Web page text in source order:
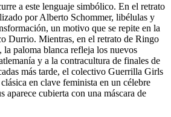
a este lenguaje simbólico. En el retrato
porAlberto Schommer, libélulas y
un motivo que se repite en la
Durrio. Mientras, en el retrato de Ringo
la paloma blanca refleja los nuevos
y a la contracultura de finales de
más tarde, el colectivo Guerrilla Girls
en clave feminista en un célebre
aparece cubierta con una máscara de